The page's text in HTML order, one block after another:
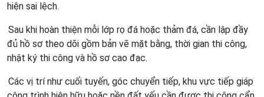
hiện sai lệch.
Sau khi hoàn thiện mỗi lớp rọ đá hoặc thảm đá, cần lập đầy
đủ hồ sơ theo dõi gồm bản vẽ mặt bằng, thời gian thi công,
nhật ký thi công và hồ sơ cao đạc.
Các vị trí như cuối tuyến, góc chuyển tiếp, khu vực tiếp giáp